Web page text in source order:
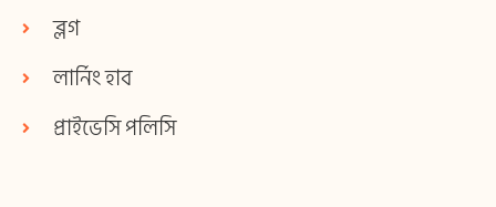
ব্লগ
লার্নিং হাব
প্রাইভেসি পলিসি